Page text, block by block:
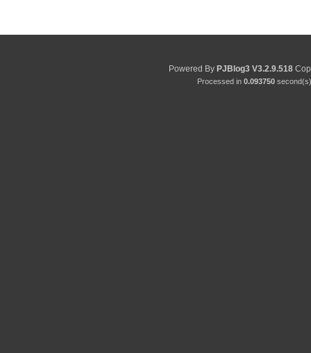
Powered By PJBlog3 V3.2.9.518
Processed in 0.093750